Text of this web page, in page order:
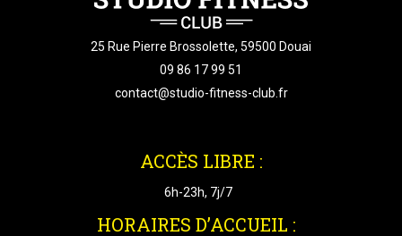
25 Rue Pierre Brossolette, 59500 Douai
09 86 17 99 51
contact@studio-fitness-club.fr
ACCÈS LIBRE :
6h-23h, 7j/7
HORAIRES D’ACCUEIL :